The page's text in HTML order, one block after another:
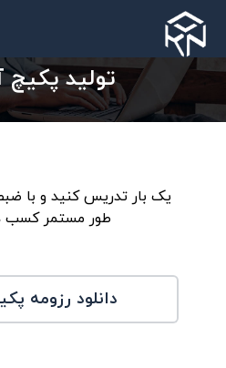
تولید
یک بار تدریس کنید و با
طور مستمر کسب
دانلود رزومه